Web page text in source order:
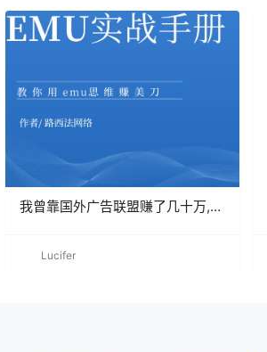
我曾靠国外广告联盟赚了几十万,现
Lucifer